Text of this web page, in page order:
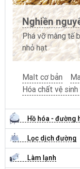
Nghiền
Phá vỡ màng tế
nhỏ hạt
Malt cơ bản
Hóa chất vệ
Hồ hóa - đường
Lọc dịch đường
Làm lạnh